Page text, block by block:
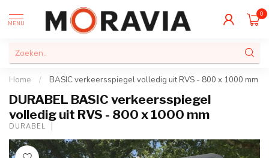
MENU
0
Home / BASIC verkeersspiegel volledig uit RVS - 800 x 1000 mm
DURABEL BASIC verkeersspiegel
volledig uit RVS - 800 x 1000 mm
DURABEL